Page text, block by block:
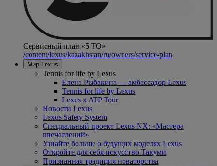
Сервисный план «5 ТО»
/content/lexus/kazakhstan/ru/owners/service-plan
Мир Lexus
Tennis for life by Lexus
Елена Рыбакина — амбассадор Lexus
Tennis for life by Lexus
Lexus x ATP Tour
Новости Lexus
Lexus Safety System
Специальный проект Lexus NX: «Мастера
впечатлений»
Узнайте больше о будущих моделях Lexus
Откройте для себя искусство Такуми
Признанная традиция новаторства